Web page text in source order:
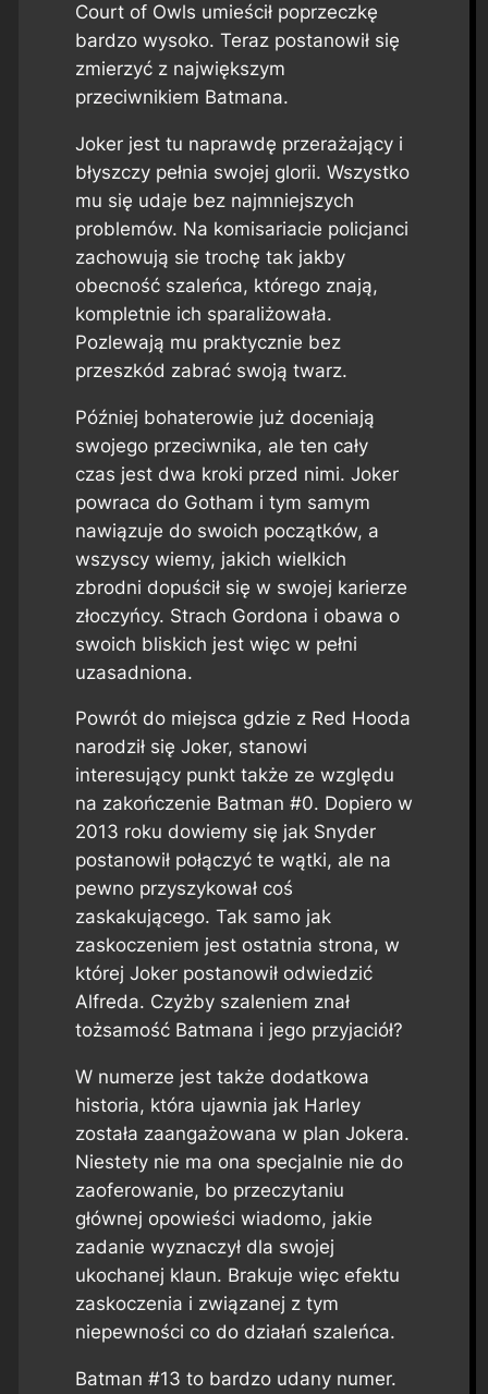
Court of Owls umieścił poprzeczkę
bardzo wysoko. Teraz postanowił się
zmierzyć z największym
przeciwnikiem Batmana.
Joker jest tu naprawdę przerażający i
błyszczy pełnia swojej glorii. Wszystko
mu się udaje bez najmniejszych
problemów. Na komisariacie policjanci
zachowują sie trochę tak jakby
obecność szaleńca, którego znają,
kompletnie ich sparaliżowała.
Pozlewają mu praktycznie bez
przeszkód zabrać swoją twarz.
Później bohaterowie już doceniają
swojego przeciwnika, ale ten cały
czas jest dwa kroki przed nimi. Joker
powraca do Gotham i tym samym
nawiązuje do swoich początków, a
wszyscy wiemy, jakich wielkich
zbrodni dopuścił się w swojej karierze
złoczyńcy. Strach Gordona i obawa o
swoich bliskich jest więc w pełni
uzasadniona.
Powrót do miejsca gdzie z Red Hooda
narodził się Joker, stanowi
interesujący punkt także ze względu
na zakończenie Batman #0. Dopiero w
2013 roku dowiemy się jak Snyder
postanowił połączyć te wątki, ale na
pewno przyszykował coś
zaskakującego. Tak samo jak
zaskoczeniem jest ostatnia strona, w
której Joker postanowił odwiedzić
Alfreda. Czyżby szaleniem znał
tożsamość Batmana i jego przyjaciół?
W numerze jest także dodatkowa
historia, która ujawnia jak Harley
została zaangażowana w plan Jokera.
Niestety nie ma ona specjalnie nie do
zaoferowanie, bo przeczytaniu
głównej opowieści wiadomo, jakie
zadanie wyznaczył dla swojej
ukochanej klaun. Brakuje więc efektu
zaskoczenia i związanej z tym
niepewności co do działań szaleńca.
Batman #13 to bardzo udany numer.